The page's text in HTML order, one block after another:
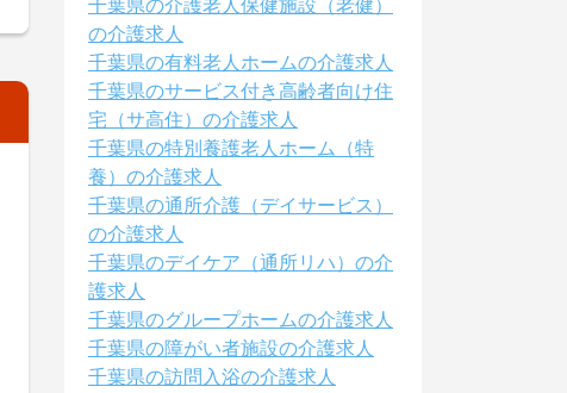
千葉県の介護老人保健施設（老健）
の介護求人
千葉県の有料老人ホームの介護求人
千葉県のサービス付き高齢者向け住
宅（サ高住）の介護求人
千葉県の特別養護老人ホーム（特
養）の介護求人
千葉県の通所介護（デイサービス）
の介護求人
千葉県のデイケア（通所リハ）の介
護求人
千葉県のグループホームの介護求人
千葉県の障がい者施設の介護求人
千葉県の訪問入浴の介護求人